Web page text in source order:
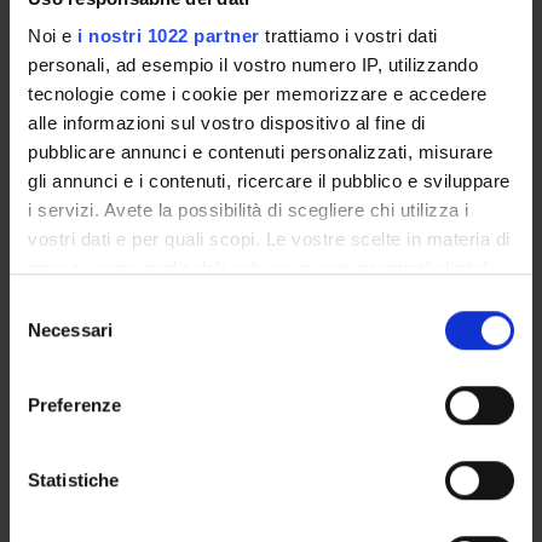
Noi e i nostri 1022 partner trattiamo i vostri dati
personali, ad esempio il vostro numero IP, utilizzando
tecnologie come i cookie per memorizzare e accedere
alle informazioni sul vostro dispositivo al fine di
pubblicare annunci e contenuti personalizzati, misurare
gli annunci e i contenuti, ricercare il pubblico e sviluppare
i servizi. Avete la possibilità di scegliere chi utilizza i
vostri dati e per quali scopi. Le vostre scelte in materia di
modificare o revocare il proprio consenso in qualsiasi
momento dalla Dichiarazione sui cookie o facendo clic
raccogliere informazioni sulla tua posizione
geografica, con un'approssimazione di qualche
delNecessari
Preferenze
Statistiche
Supervisory body
Academic Committee for the Advanced Course in El
español de los negocios: claves para un éxito internacional
Location
VERONA
Main Department
Foreign Languages and Literatures
Macro area
Subject area